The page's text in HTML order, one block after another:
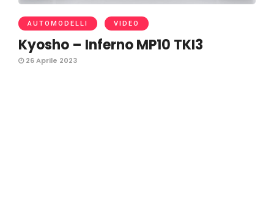
AUTOMODELLI VIDEO
Kyosho – Inferno MP10 TKI3
26 Aprile 2023